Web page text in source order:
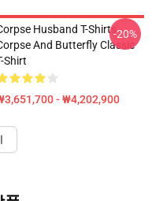
Husband T-Shirts -
And Butterfly Classic
Shirt
- ₩4,202,900
-20%